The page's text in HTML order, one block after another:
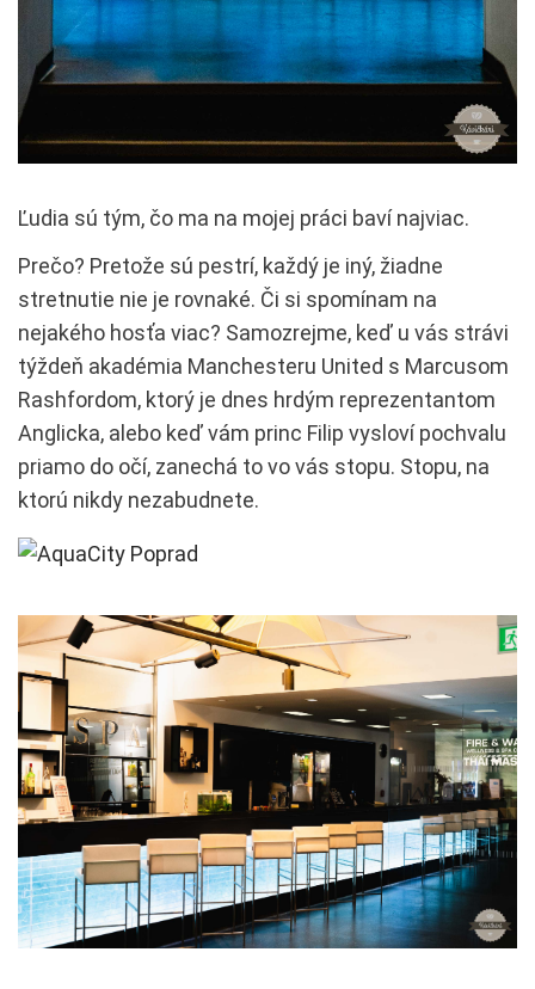
Ľudia sú tým, čo ma na mojej práci baví najviac.
Prečo? Pretože sú pestrí, každý je iný, žiadne
stretnutie nie je rovnaké. Či si spomínam na
nejakého hosťa viac? Samozrejme, keď u vás strávi
týždeň akadémia Manchesteru United s Marcusom
Rashfordom, ktorý je dnes hrdým reprezentantom
Anglicka, alebo keď vám princ Filip vysloví pochvalu
priamo do očí, zanechá to vo vás stopu. Stopu, na
ktorú nikdy nezabudnete.